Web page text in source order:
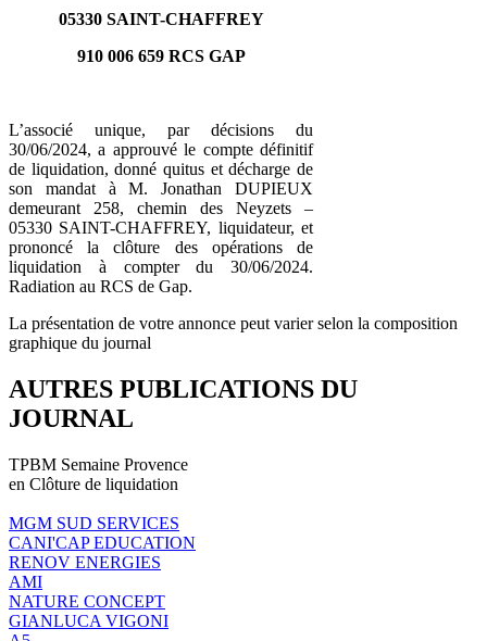
05330 SAINT-CHAFFREY
910 006 659 RCS GAP
L’associé unique, par décisions du
30/06/2024, a approuvé le compte définitif
de liquidation, donné quitus et décharge de
son mandat à M. Jonathan DUPIEUX
demeurant 258, chemin des Neyzets –
05330 SAINT-CHAFFREY, liquidateur, et
prononcé la clôture des opérations de
liquidation à compter du 30/06/2024.
Radiation au RCS de Gap.
La présentation de votre annonce peut varier selon la composition
graphique du journal
AUTRES PUBLICATIONS DU
JOURNAL
TPBM Semaine Provence
en Clôture de liquidation
MGM SUD SERVICES
CANI'CAP EDUCATION
RENOV ENERGIES
AMI
NATURE CONCEPT
GIANLUCA VIGONI